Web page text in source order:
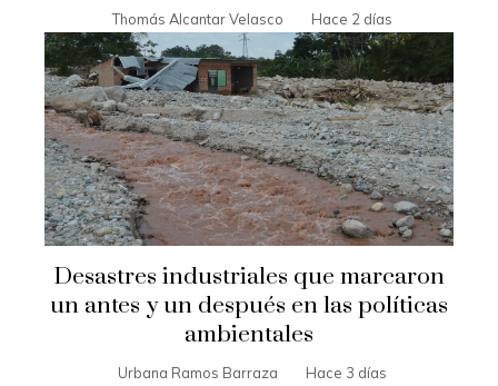
Thomás Alcantar Velasco Hace 2 días
Desastres industriales que marcaron
un antes y un después en las políticas
ambientales
Urbana Ramos Barraza Hace 3 días